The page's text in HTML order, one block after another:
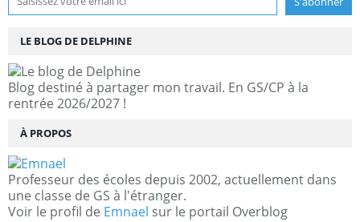
LE BLOG DE DELPHINE
Blog destiné à partager mon travail. En GS/CP à la
rentrée 2026/2027 !
À PROPOS
Professeur des écoles depuis 2002, actuellement dans
une classe de GS à l'étranger.
Voir le profil de Emnael sur le portail Overblog